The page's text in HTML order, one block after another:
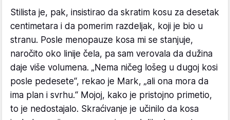
Stilista je, pak, insistirao da skratim kosu za desetak
centimetara i da pomerim razdeljak, koji je bio u
stranu. Posle menopauze kosa mi se stanjuje,
naročito oko linije čela, pa sam verovala da dužina
daje više volumena. „Nema ničeg lošeg u dugoj kosi
posle pedesete“, rekao je Mark, „ali ona mora da
ima plan i svrhu.“ Mojoj, kako je pristojno primetio,
to je nedostajalo. Skraćivanje je učinilo da kosa